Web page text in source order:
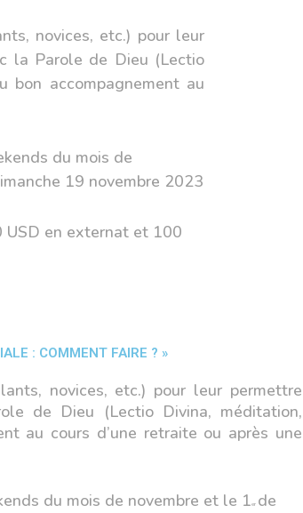
novices, etc.) pour leur
la Parole de Dieu (Lectio
bon accompagnement au
du mois de
19 novembre 2023
en externat et 100
: COMMENT FAIRE ? »
novices, etc.) pour leur permettre
de Dieu (Lectio Divina, méditation,
au cours d’une retraite ou après une
du mois de novembre et le 1er de